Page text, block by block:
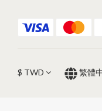
$ TWD 繁體